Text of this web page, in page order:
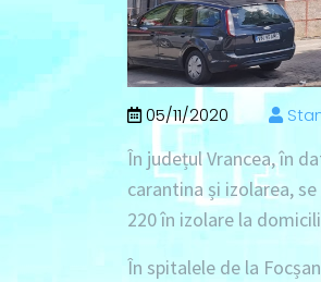
05/11/2020
În județul Vrancea, în
carantina și izolarea,
220 în izolare la
În spitalele de la